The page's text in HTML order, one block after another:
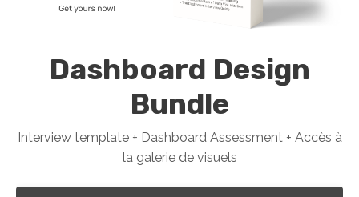
Dashboard Design
Bundle
Interview template + Dashboard Assessment + Accès à
la galerie de visuels